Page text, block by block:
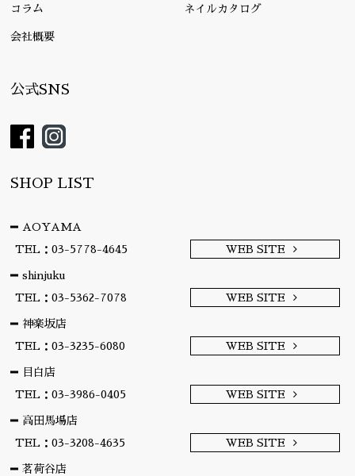
コラム ネイルカタログ
会社概要
公式SNS
SHOP LIST
AOYAMA
TEL：03-5778-4645
WEB SITE
shinjuku
TEL：03-5362-7078
WEB SITE
神楽坂店
TEL：03-3235-6080
WEB SITE
目白店
TEL：03-3986-0405
WEB SITE
高田馬場店
TEL：03-3208-4635
WEB SITE
茗荷谷店